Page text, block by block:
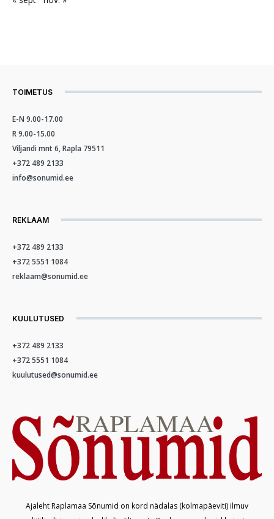
TOIMETUS
E-N 9.00-17.00
R 9.00-15.00
Viljandi mnt 6, Rapla 79511
+372 489 2133
info@sonumid.ee
REKLAAM
+372 489 2133
+372 5551 1084
reklaam@sonumid.ee
KUULUTUSED
+372 489 2133
+372 5551 1084
kuulutused@sonumid.ee
Ajaleht Raplamaa Sõnumid on kord nädalas (kolmapäeviti) ilmuv